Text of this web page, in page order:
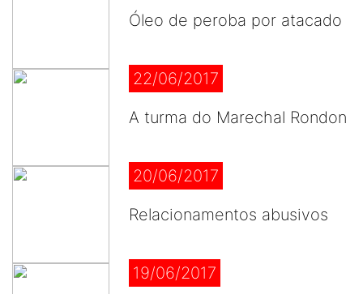
Óleo de peroba por atacado
22/06/2017
A turma do Marechal Rondon
20/06/2017
Relacionamentos abusivos
19/06/2017